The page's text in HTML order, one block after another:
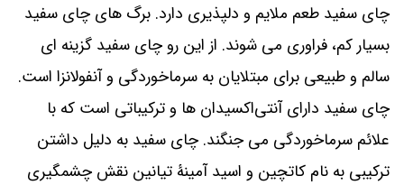
چای سفید طعم ملایم و دلپذیری دارد. برگ ‌های چای سفید
بسیار کم، فراوری می ‌شوند. از این رو چای سفید گزینه ‌ای
سالم و طبیعی برای مبتلایان به سرماخوردگی و آنفولانزا است.
چای سفید دارای آنتی‌اکسیدان ‌ها و ترکیباتی است که با
علائم سرماخوردگی می ‌جنگند. چای سفید به‌ دلیل داشتن
ترکیبی به ‌نام کاتچین و اسید آمینۀ تیانین نقش چشمگیری